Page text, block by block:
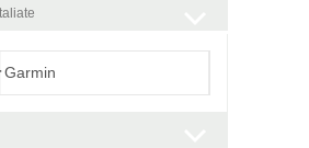
Garmin